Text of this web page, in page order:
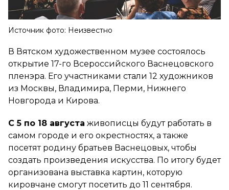
Источник фото: Неизвестно
В Вятском художественном музее состоялось
открытие 17-го Всероссийского Васнецовского
пленэра. Его участниками стали 12 художников
из Москвы, Владимира, Перми, Нижнего
Новгорода и Кирова.
С 5 по 18 августа живописцы будут работать в
самом городе и его окрестностях, а также
посетят родину братьев Васнецовых, чтобы
создать произведения искусства. По итогу будет
организована выставка картин, которую
кировчане смогут посетить до 11 сентября.